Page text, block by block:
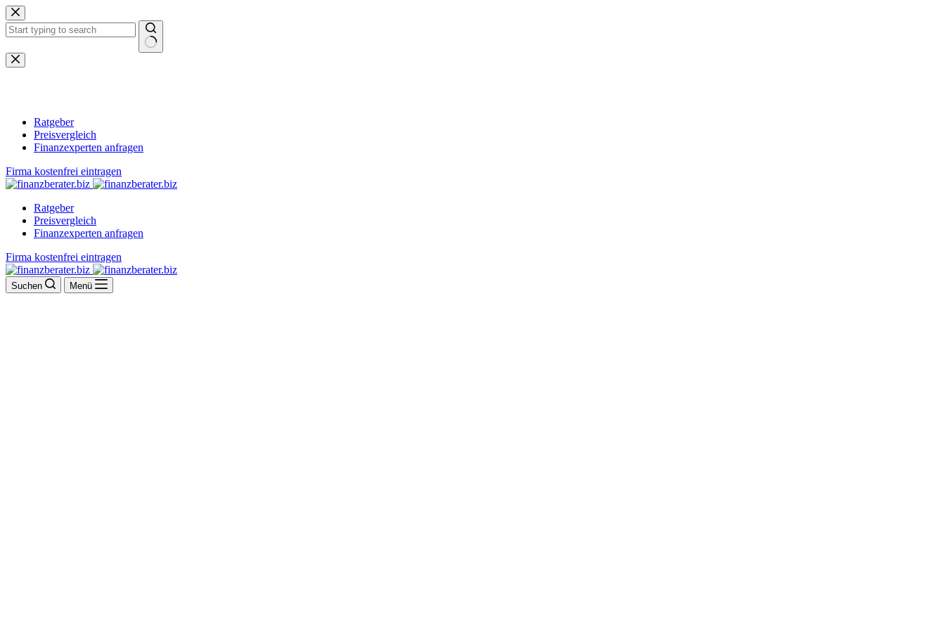
Zum
Inhalt
springen
Keine
Ergebnisse
Ratgeber
Preisvergleich
Finanzexperten anfragen
Firma kostenfrei eintragen
Ratgeber
Preisvergleich
Finanzexperten anfragen
Firma kostenfrei eintragen
Suchen Menü